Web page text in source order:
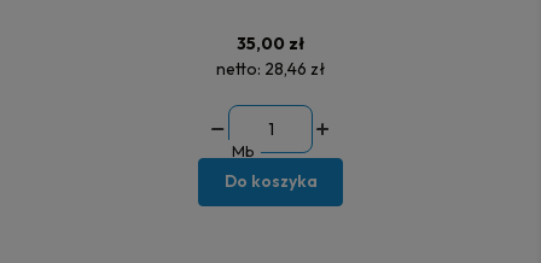
35,00 zł
netto: 28,46 zł
Mb
Do koszyka